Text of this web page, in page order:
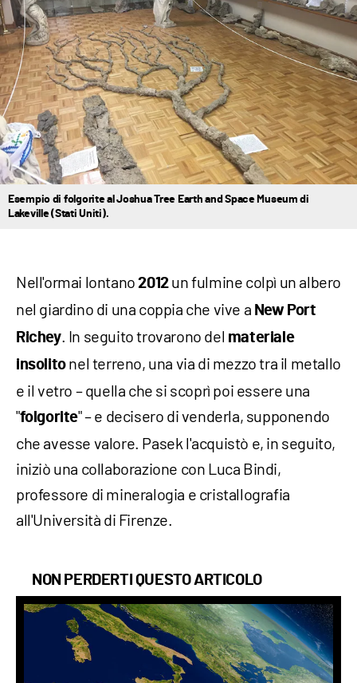
Esempio di folgorite al Joshua Tree Earth and Space Museum di
Lakeville (Stati Uniti).
Nell'ormai lontano2012un fulmine colpì un albero
nel giardino di una coppia che vive a New Port
Richey. In seguito trovarono del materiale
insolitonel terreno, una via di mezzo tra il metallo
e il vetro – quella che si scoprì poi essere una
"folgorite" – e decisero di venderla, supponendo
che avesse valore. Pasek l'acquistò e, in seguito,
iniziò una collaborazione con Luca Bindi,
professore di mineralogia e cristallografia
all'Università di Firenze.
NON PERDERTI QUESTO ARTICOLO